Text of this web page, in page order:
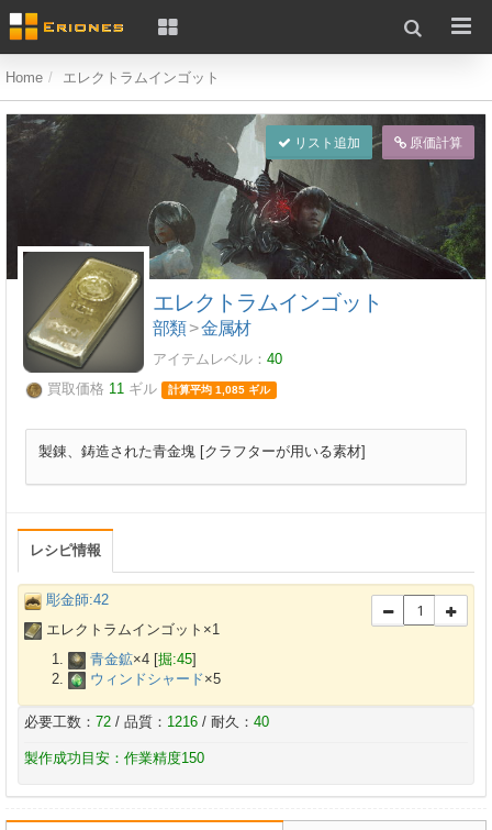
Home エレクトラムインゴット
リスト追加 原価計算
エレクトラムインゴット
部類>金属材
アイテムレベル： 40
買取価格 11 ギル 計算平均 1,085 ギル
製錬、鋳造された青金塊 [クラフターが用いる素材]
レシピ情報
彫金師:42
エレクトラムインゴット×1
青金鉱×4 [掘:45]
ウィンドシャード×5
必要工数： 72 / 品質： 1216 / 耐久： 40
製作成功目安：作業精度150